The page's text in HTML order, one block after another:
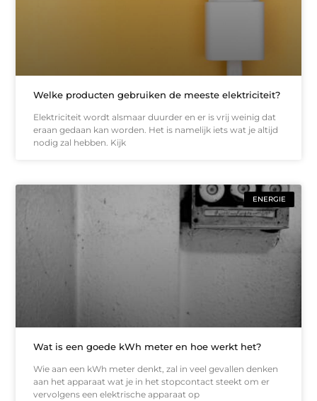
Welke producten gebruiken de meeste elektriciteit?
Elektriciteit wordt alsmaar duurder en er is vrij weinig dat
eraan gedaan kan worden. Het is namelijk iets wat je altijd
nodig zal hebben. Kijk
ENERGIE
Wat is een goede kWh meter en hoe werkt het?
Wie aan een kWh meter denkt, zal in veel gevallen denken
aan het apparaat wat je in het stopcontact steekt om er
vervolgens een elektrische apparaat op